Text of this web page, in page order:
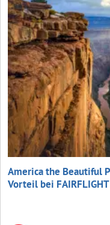
America the Beautiful
Vorteil bei